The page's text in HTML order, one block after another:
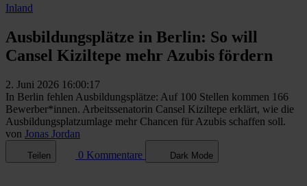
Inland
Ausbildungsplätze in Berlin: So will
Cansel Kiziltepe mehr Azubis fördern
2. Juni 2026 16:00:17
In Berlin fehlen Ausbildungsplätze: Auf 100 Stellen kommen 166
Bewerber*innen. Arbeitssenatorin Cansel Kiziltepe erklärt, wie die
Ausbildungsplatzumlage mehr Chancen für Azubis schaffen soll.
von Jonas Jordan
Teilen 0 Kommentare Dark Mode